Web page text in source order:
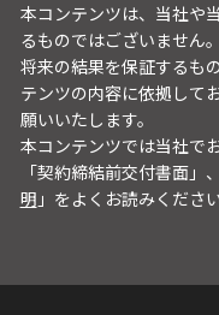
本コンテンツは、当社や
るものではございません
将来の結果を保証するも
テンツの内容に依拠して
願いいたします。
本コンテンツでは当社で
「契約締結前交付書面
明 」をよくお読みください